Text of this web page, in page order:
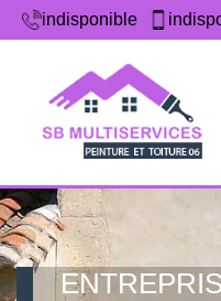
indisponible